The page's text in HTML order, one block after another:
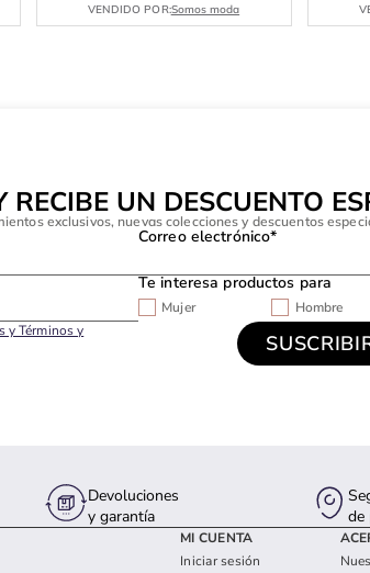
VENDIDO POR:Somos moda
RECIBE UN DESCUENTO
exclusivos, nuevas colecciones y descuentos
Correo electrónico*
Te interesa productos para
Mujer Hombre
y Términos y
Devoluciones
y garantía
de
MI CUENTA
Iniciar sesión